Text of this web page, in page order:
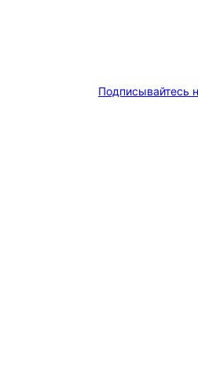
Подписывайтесь